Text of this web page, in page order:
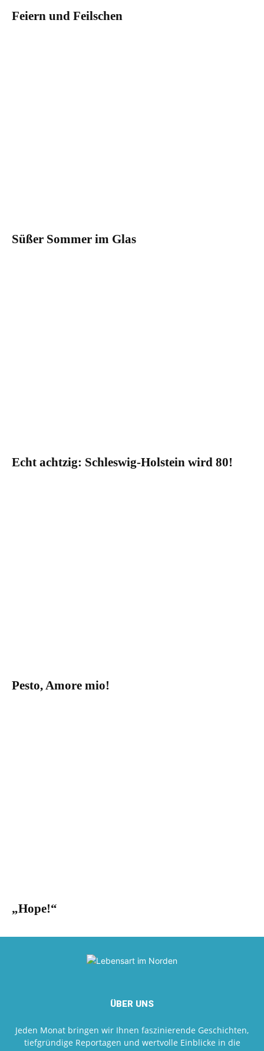
Feiern und Feilschen
Süßer Sommer im Glas
Echt achtzig: Schleswig-Holstein wird 80!
Pesto, Amore mio!
„Hope!“
ÜBER UNS
Jeden Monat bringen wir Ihnen faszinierende Geschichten,
tiefgründige Reportagen und wertvolle Einblicke in die